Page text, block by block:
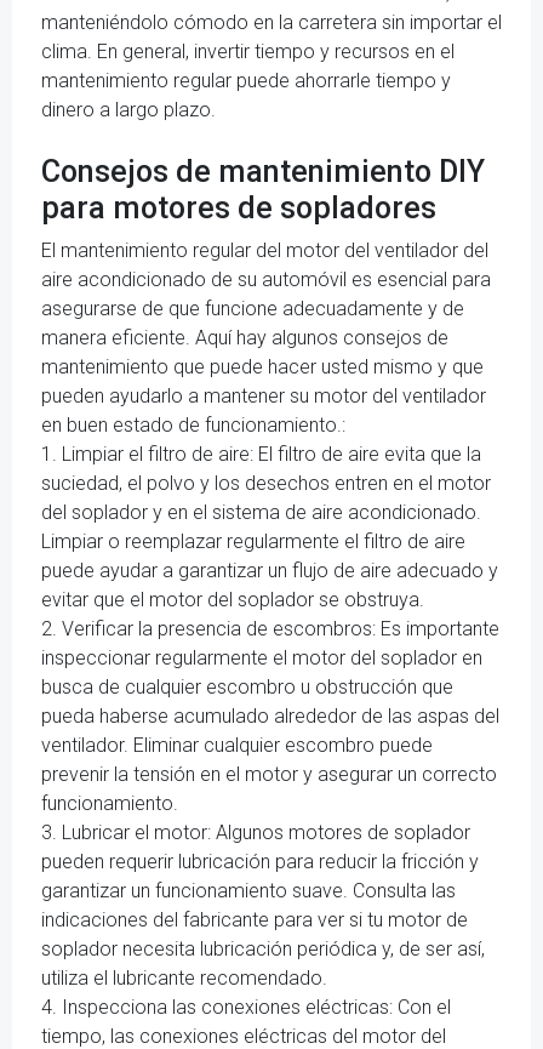
manteniéndolo cómodo en la carretera sin importar el
clima. En general, invertir tiempo y recursos en el
mantenimiento regular puede ahorrarle tiempo y
dinero a largo plazo.
Consejos de mantenimiento DIY
para motores de sopladores
El mantenimiento regular del motor del ventilador del
aire acondicionado de su automóvil es esencial para
asegurarse de que funcione adecuadamente y de
manera eficiente. Aquí hay algunos consejos de
mantenimiento que puede hacer usted mismo y que
pueden ayudarlo a mantener su motor del ventilador
en buen estado de funcionamiento.:
1. Limpiar el filtro de aire: El filtro de aire evita que la
suciedad, el polvo y los desechos entren en el motor
del soplador y en el sistema de aire acondicionado.
Limpiar o reemplazar regularmente el filtro de aire
puede ayudar a garantizar un flujo de aire adecuado y
evitar que el motor del soplador se obstruya.
2. Verificar la presencia de escombros: Es importante
inspeccionar regularmente el motor del soplador en
busca de cualquier escombro u obstrucción que
pueda haberse acumulado alrededor de las aspas del
ventilador. Eliminar cualquier escombro puede
prevenir la tensión en el motor y asegurar un correcto
funcionamiento.
3. Lubricar el motor: Algunos motores de soplador
pueden requerir lubricación para reducir la fricción y
garantizar un funcionamiento suave. Consulta las
indicaciones del fabricante para ver si tu motor de
soplador necesita lubricación periódica y, de ser así,
utiliza el lubricante recomendado.
4. Inspecciona las conexiones eléctricas: Con el
tiempo, las conexiones eléctricas del motor del